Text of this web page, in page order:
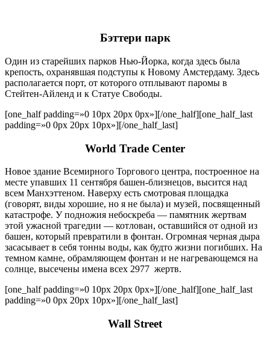
Бэттери парк
Один из старейших парков Нью-Йорка, когда здесь была
крепость, охранявшая подступы к Новому Амстердаму. Здесь
располагается порт, от которого отплывают паромы в
Стейтен-Айленд и к Статуе Свободы.
[one_half padding=»0 10px 20px 0px»][/one_half][one_half_last
padding=»0 0px 20px 10px»][/one_half_last]
World Trade Center
Новое здание Всемирного Торгового центра, построенное на
месте упавших 11 сентября башен-близнецов, высится над
всем Манхэттеном. Наверху есть смотровая площадка
(говорят, виды хорошие, но я не была) и музей, посвященный
катастрофе. У подножия небоскреба — памятник жертвам
этой ужасной трагедии — котлован, оставшийся от одной из
башен, который превратили в фонтан. Огромная черная дыра
засасывает в себя тонны воды, как будто жизни погибших. На
темном камне, обрамляющем фонтан и не нагревающемся на
солнце, высечены имена всех 2977 жертв.
[one_half padding=»0 10px 20px 0px»][/one_half][one_half_last
padding=»0 0px 20px 10px»][/one_half_last]
Wall Street